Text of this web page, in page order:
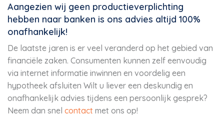
Aangezien wij geen productieverplichting
hebben naar banken is ons advies altijd 100%
onafhankelijk!
De laatste jaren is er veel veranderd op het gebied van
financiële zaken. Consumenten kunnen zelf eenvoudig
via internet informatie inwinnen en voordelig een
hypotheek afsluiten Wilt u liever een deskundig en
onafhankelijk advies tijdens een persoonlijk gesprek?
Neem dan snel contact met ons op!